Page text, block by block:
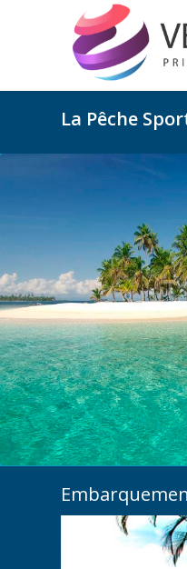
La Pêche